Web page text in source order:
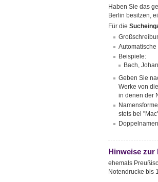
Haben Sie das
Berlin besitzen,
Für die
Beispiele:
Bach,
Geben Sie
Werke von
in denen der
stets bei
Hinweise zur
ehemals
Notendrucke bis